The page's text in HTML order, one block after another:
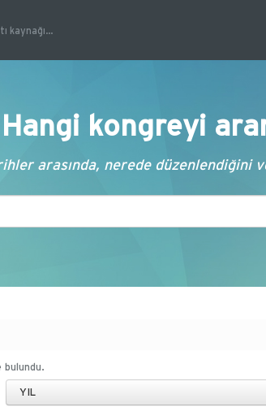
kaynağı...
Hangi kongreyi
arasında, nerede
bulundu.